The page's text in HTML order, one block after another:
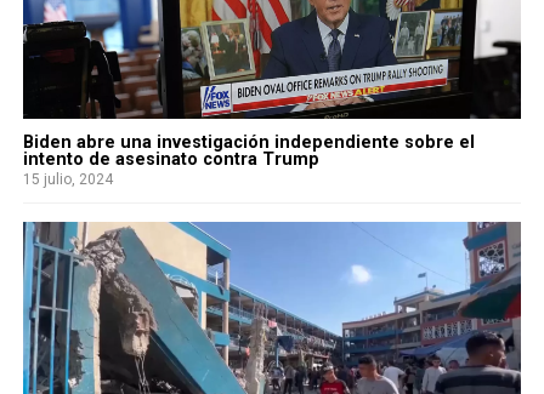
Biden abre una investigación independiente sobre el
intento de asesinato contra Trump
15 julio, 2024